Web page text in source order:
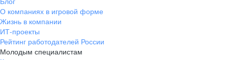
О компаниях в игровой форме
Жизнь в компании
ИТ-проекты
Рейтинг работодателей России
Молодым специалистам